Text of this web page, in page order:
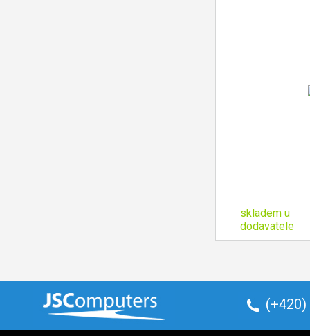
skladem u
dodavatele
(+420)